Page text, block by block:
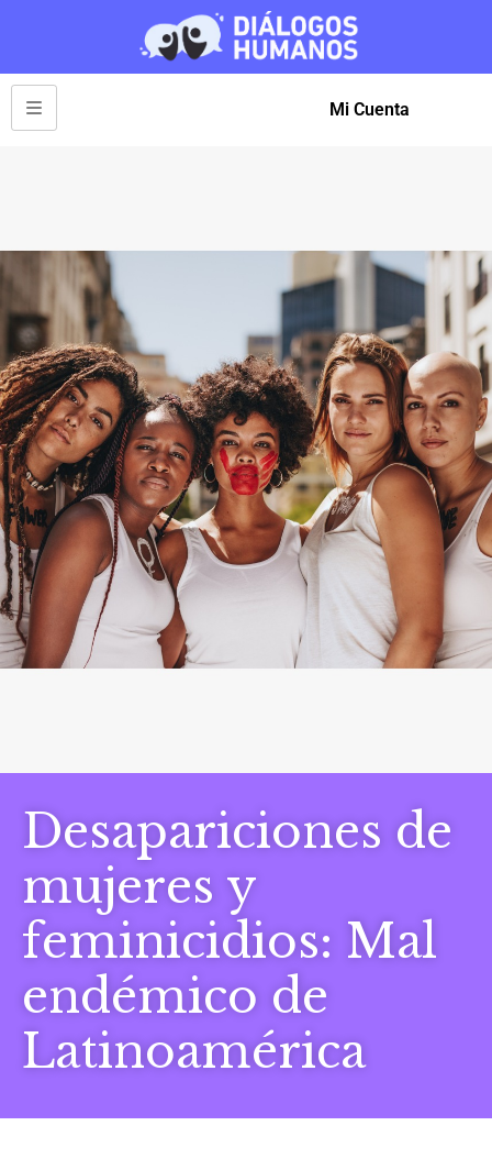
Mi Cuenta
Desapariciones de
mujeres y
feminicidios: Mal
endémico de
Latinoamérica